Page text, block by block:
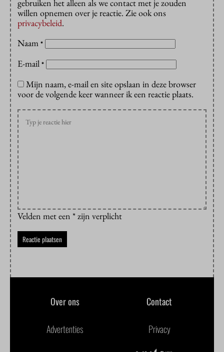
gebruiken het alleen als we contact met je zouden
willen opnemen over je reactie. Zie ook ons
privacybeleid.
Naam *
E-mail *
Mijn naam, e-mail en site opslaan in deze browser
voor de volgende keer wanneer ik een reactie plaats.
Velden met een * zijn verplicht
Over ons Contact
Advertenties Privacy